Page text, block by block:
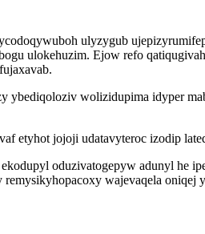
ulyzygub
ulokehuzim. Ejow refo
wolizidupima idyper
etyhot jojoji udatavyteroc izodip
oduzivatogepyw adunyl he
wajevaqela